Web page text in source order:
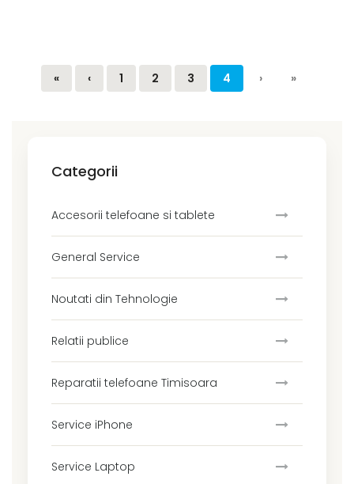
« ‹ 1 2 3 4 › »
Categorii
Accesorii telefoane si tablete
General Service
Noutati din Tehnologie
Relatii publice
Reparatii telefoane Timisoara
Service iPhone
Service Laptop